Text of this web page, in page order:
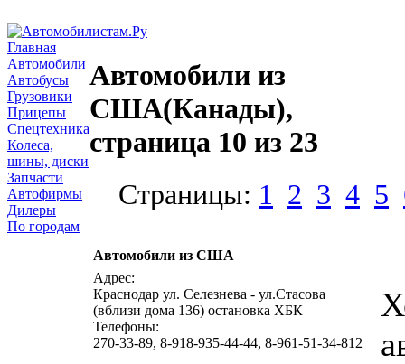
Главная
Автомобили
Автобусы
Грузовики
Прицепы
Спецтехника
Колеса,
шины, диски
Запчасти
Автофирмы
Дилеры
По городам
Автомобили из
США(Канады),
страница 10 из 23
Страницы: 1 2 3 4 5
Автомобили из США
Адрес:
Краснодар ул. Селезнева - ул.Стасова
(вблизи дома 136) остановка ХБК
Телефоны:
270-33-89, 8-918-935-44-44, 8-961-51-34-812